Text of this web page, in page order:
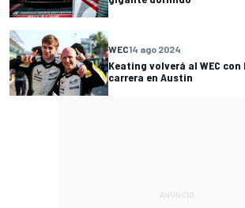
WEC14 ago 2024
Keating volverá al WEC
carrera en Austin